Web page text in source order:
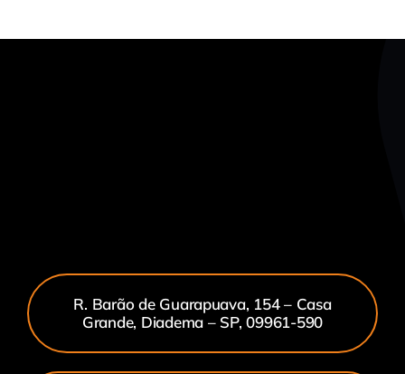
R. Barão de Guarapuava, 154 – Casa
Grande, Diadema – SP, 09961-590